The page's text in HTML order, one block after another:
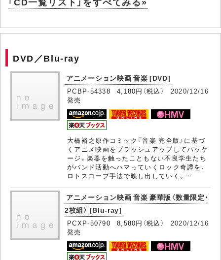
DVD／Blu-ray
アニメーション映画 音楽 [DVD]
PCBP-54338 4,180円（税込） 2020/12/16
発売
大橋裕之原作コミック『音楽 完全版』に基づ
くアニメ映画をブラッシュアップしてパッケ
ージ。楽器を触ったこともない不良学生たち
がバンド活動へハマっていくロック奇譚を、
ロトスコープ手法で映し出していく。…
アニメーション映画 音楽 豪華版〈数量限定・
2枚組〉 [Blu-ray]
PCXP-50790 8,580円（税込） 2020/12/16
発売